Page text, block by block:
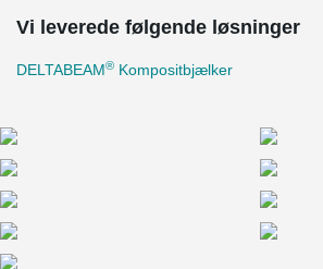
Vi leverede følgende løsninger
DELTABEAM® Kompositbjælker